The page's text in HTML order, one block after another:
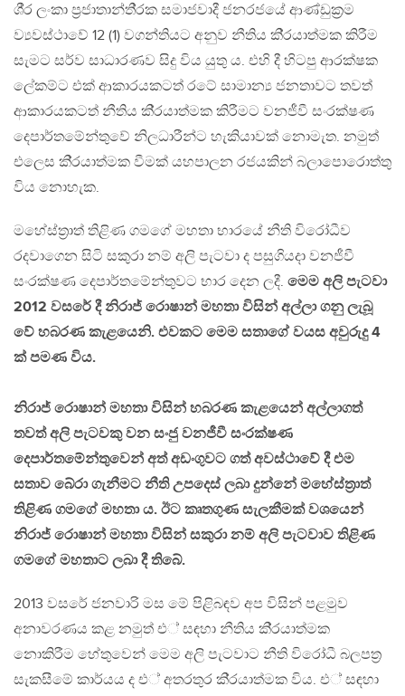
ශී‍්‍ර ලංකා ප‍්‍රජාතාන්ති‍්‍රක සමාජවාදී ජනරජයේ ආණ්ඩුක‍්‍රම
ව්‍යවස්ථාවේ 12 (1) වගන්තියට අනුව නීතිය කි‍්‍රයාත්මක කිරීම
සැමට සර්ව සාධාරණව සිදු විය යුතු ය. එහි දී හිටපු ආරක්ෂක
ලේකම්ට එක් ආකාරයකටත් රටේ සාමාන්‍ය ජනතාවට තවත්
ආකාරයකටත් නීතිය කි‍්‍රයාත්මක කිරීමට වනජීවී සංරක්ෂණ
දෙපාර්තමේන්තුවේ නිලධාරීන්ට හැකියාවක් නොමැත. නමුත්
එලෙස කි‍්‍රයාත්මක වීමක් යහපාලන රජයකින් බලාපොරොත්තු
විය නොහැක.
මහේස්ත‍්‍රාත් තිළිණ ගමගේ මහතා භාරයේ නීති විරෝධීව
රදවාගෙන සිටි සකුරා නම් අලි පැටවා ද පසුගියදා වනජීවී
සංරක්ෂණ දෙපාර්තමේන්තුවට භාර දෙන ලදී. මෙම අලි පැටවා
2012 වසරේ දී නිරාජ් රොෂාන් මහතා විසින් අල්ලා ගනු ලැබූ
වේ හබරණ කැළයෙනි. එවකට මෙම සතාගේ වයස අවුරුදු 4
ක් පමණ විය.
නිරාජ් රොෂාන් මහතා විසින් හබරණ කැළයෙන් අල්ලාගත්
තවත් අලි පැටවකු වන සංජු වනජීවී සංරක්ෂණ
දෙපාර්තමේන්තුවෙන් අත් අඩංගුවට ගත් අවස්ථාවේ දී එම
සතාව බේරා ගැනීමට නීති උපදෙස් ලබා දුන්නේ මහේස්ත‍්‍රාත්
තිළිණ ගමගේ මහතා ය. ඊට කෘතගුණ සැලකීමක් වශයෙන්
නිරාජ් රොෂාන් මහතා විසින් සකුරා නම් අලි පැටවාව තිළිණ
ගමගේ මහතාට ලබා දී තිබේ.
2013 වසරේ ජනවාරි මස මේ පිළිබඳව අප විසින් පළමුව
අනාවරණය කළ නමුත් එ් සඳහා නීතිය කි‍්‍රයාත්මක
නොකිරීම හේතුවෙන් මෙම අලි පැටවාට නීති විරෝධී බලපත‍්‍ර
සැකසීමේ කාර්යය ද එ් අතරතුර කි‍්‍රයාත්මක විය. එ් සඳහා